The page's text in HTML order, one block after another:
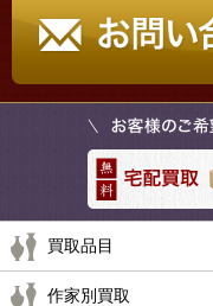
買取品目
作家別買取